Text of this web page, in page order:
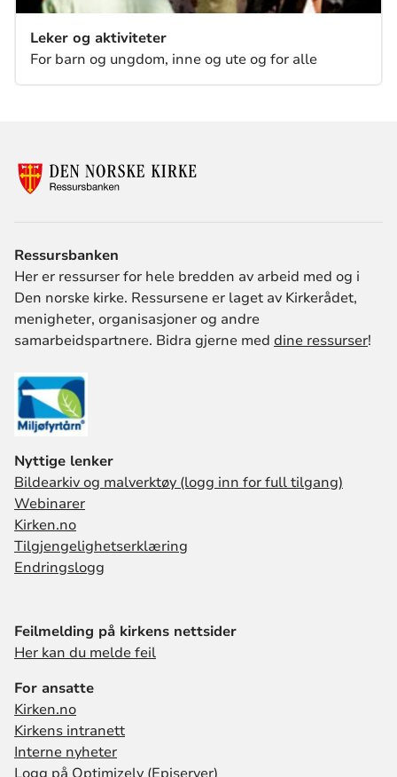
Leker og aktiviteter
For barn og ungdom, inne og ute og for alle
Ressursbanken
Her er ressurser for hele bredden av arbeid med og i
Den norske kirke. Ressursene er laget av Kirkerådet,
menigheter, organisasjoner og andre
samarbeidspartnere. Bidra gjerne med dine ressurser!
Nyttige lenker
Bildearkiv og malverktøy (logg inn for full tilgang)
Webinarer
Kirken.no
Tilgjengelighetserklæring
Endringslogg
Feilmelding på kirkens nettsider
Her kan du melde feil
For ansatte
Kirken.no
Kirkens intranett
Interne nyheter